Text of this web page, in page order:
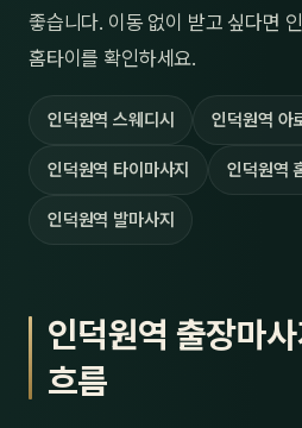
좋습니다. 이동 없이 받고 싶다면
홈타이를 확인하세요.
인덕원역 스웨디시 인덕원역 아
인덕원역 타이마사지 인덕원역
인덕원역 발마사지
인덕원역 출장마
흐름